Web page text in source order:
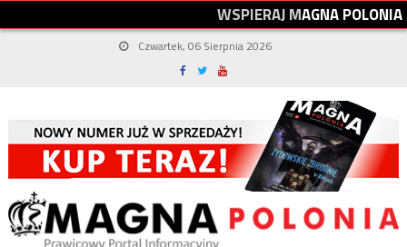
WSPIERAJMAGNAPOLONIA
Czwartek, 06 Sierpnia 2026